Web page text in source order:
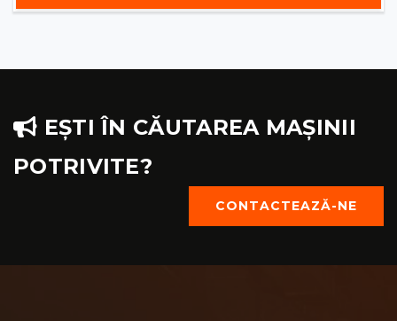
EȘTI ÎN CĂUTAREA MAȘINII
POTRIVITE?
CONTACTEAZĂ-NE